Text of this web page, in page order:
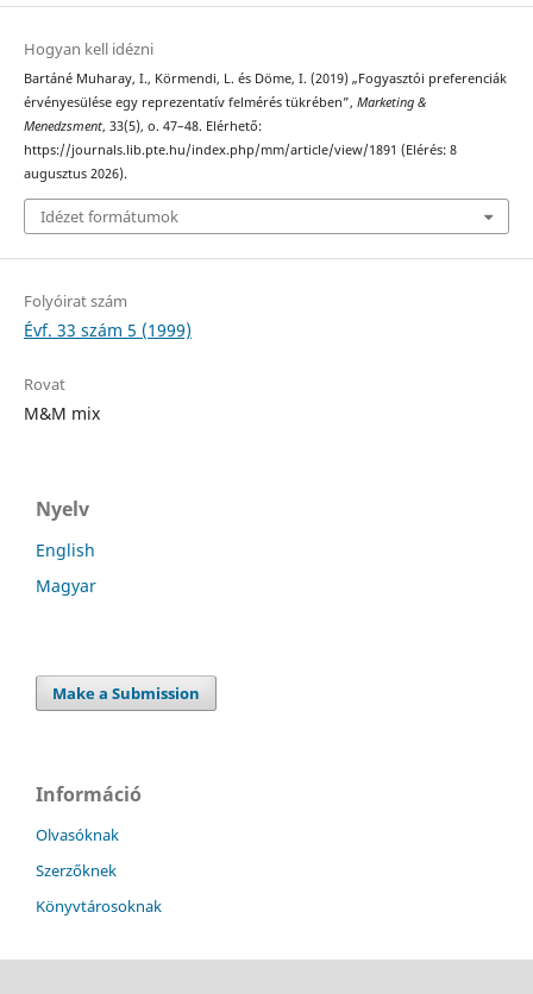
Hogyan kell idézni
Bartáné Muharay, I., Körmendi, L. és Döme, I. (2019) „Fogyasztói preferenciák
érvényesülése egy reprezentatív felmérés tükrében”, Marketing &
Menedzsment, 33(5), o. 47–48. Elérhető:
https://journals.lib.pte.hu/index.php/mm/article/view/1891 (Elérés: 8
augusztus 2026).
Idézet formátumok
Folyóirat szám
Évf. 33 szám 5 (1999)
Rovat
M&M mix
Nyelv
English
Magyar
Make a Submission
Információ
Olvasóknak
Szerzőknek
Könyvtárosoknak